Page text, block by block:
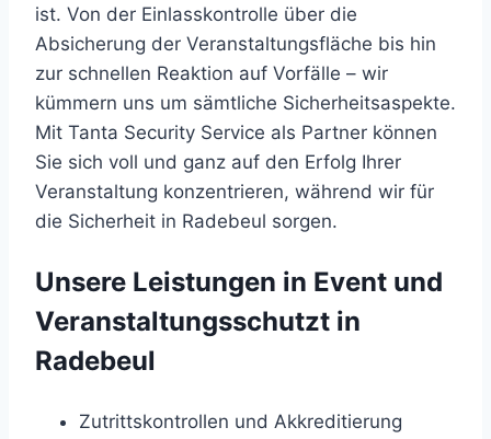
ist. Von der Einlasskontrolle über die
Absicherung der Veranstaltungsfläche bis hin
zur schnellen Reaktion auf Vorfälle – wir
kümmern uns um sämtliche Sicherheitsaspekte.
Mit Tanta Security Service als Partner können
Sie sich voll und ganz auf den Erfolg Ihrer
Veranstaltung konzentrieren, während wir für
die Sicherheit in Radebeul sorgen.
Unsere Leistungen in Event und
Veranstaltungsschutzt in
Radebeul
Zutrittskontrollen und Akkreditierung